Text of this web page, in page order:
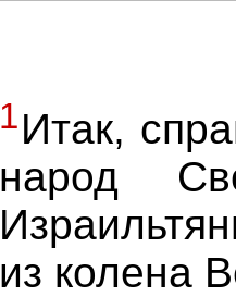
1Итак,
народ
из колена